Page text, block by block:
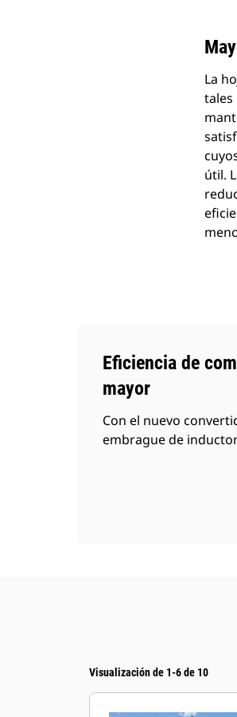
La
tales
útil.
Eficiencia de
mayor
Con el nuevo
embrague de
Visualización de 1-6 de 10